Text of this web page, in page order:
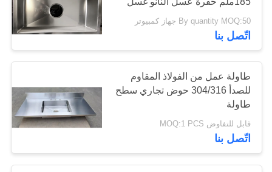
حوض محطة عمل
المطبخ
28
المقاوم للخدش Ss304 غسل
الفولاذ المقاوم للصدأ
By quantity MOQ:50 جهاز كمبيوتر
اتّصل بنا
طاولة عمل من الفولاذ المقاوم
للصدأ 304/316 حوض تجاري سطح
طاولة
قابل للتفاوض MOQ:1 PCS
اتّصل بنا